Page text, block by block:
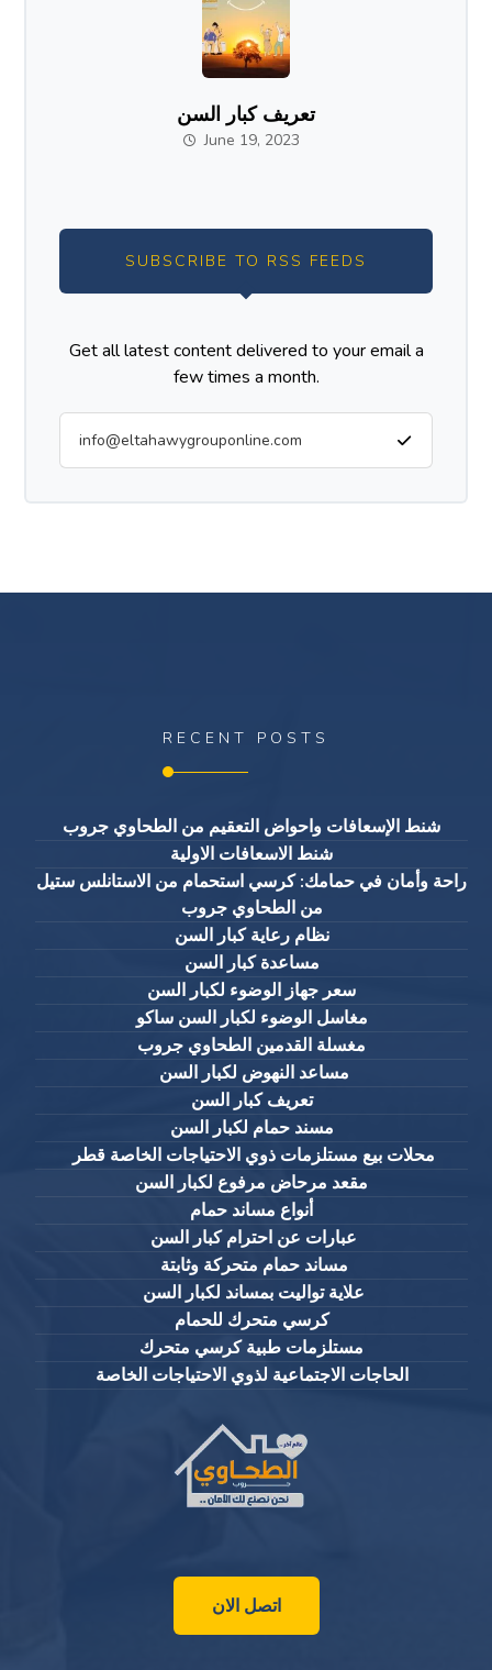
تعريف كبار السن
June 19, 2023
SUBSCRIBE TO RSS FEEDS
Get all latest content delivered to your email a
few times a month.
RECENT POSTS
شنط الإسعافات واحواض التعقيم من الطحاوي جروب
شنط الاسعافات الاولية
راحة وأمان في حمامك: كرسي استحمام من الاستانلس ستيل
من الطحاوي جروب
نظام رعاية كبار السن
مساعدة كبار السن
سعر جهاز الوضوء لكبار السن
مغاسل الوضوء لكبار السن ساكو
مغسلة القدمين الطحاوي جروب
مساعد النهوض لكبار السن
تعريف كبار السن
مسند حمام لكبار السن
محلات بيع مستلزمات ذوي الاحتياجات الخاصة قطر
مقعد مرحاض مرفوع لكبار السن
أنواع مساند حمام
عبارات عن احترام كبار السن
مساند حمام متحركة وثابتة
علاية تواليت بمساند لكبار السن
كرسي متحرك للحمام
مستلزمات طبية كرسي متحرك
الحاجات الاجتماعية لذوي الاحتياجات الخاصة
اتصل الان